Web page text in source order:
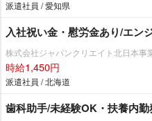
派遣社員 / 愛知県
入社祝い金・慰労金あり/エン
株式会社ジャパンクリエイト北日本事
時給1,450円
派遣社員 / 北海道
歯科助手/未経験OK・扶養内